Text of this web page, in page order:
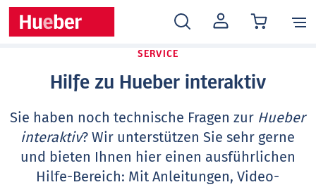
MEIN
KONTO
SERVICE
Hilfe zu Hueber interaktiv
Sie haben noch technische Fragen zur Hueber
interaktiv? Wir unterstützen Sie sehr gerne
und bieten Ihnen hier einen ausführlichen
Hilfe-Bereich: Mit Anleitungen, Video-